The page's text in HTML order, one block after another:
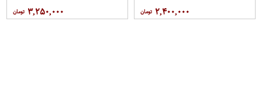
۲,۴۰۰,۰۰۰ ۳,۲۵۰,۰۰۰